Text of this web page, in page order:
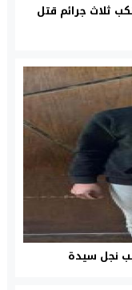
ثلاث جرائم قتل
نجل سيدة